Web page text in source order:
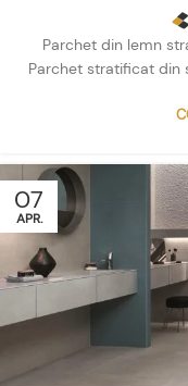
Parchet din lemn
Parchet stratificat din
07
APR.